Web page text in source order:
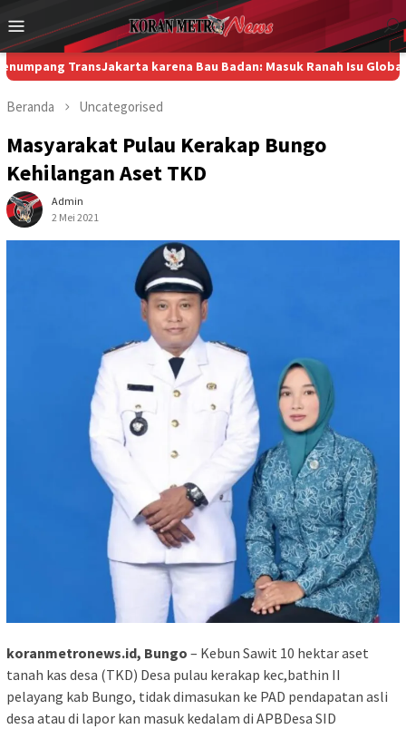
ke
konten
Menu
Mobile
karena Bau Badan: Masuk Ranah Isu Global, Pemprov
Beranda Uncategorised
Masyarakat Pulau Kerakap Bungo
Kehilangan Aset TKD
Admin
2 Mei 2021
koranmetronews.id, Bungo – Kebun Sawit 10 hektar aset
tanah kas desa (TKD) Desa pulau kerakap kec,bathin II
pelayang kab Bungo, tidak dimasukan ke PAD pendapatan asli
desa atau di lapor kan masuk kedalam di APBDesa SID